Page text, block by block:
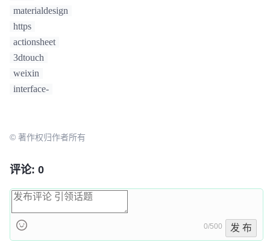
materialdesign
https
actionsheet
3dtouch
weixin
interface-
© 著作权归作者所有
评论: 0
0/500 发 布